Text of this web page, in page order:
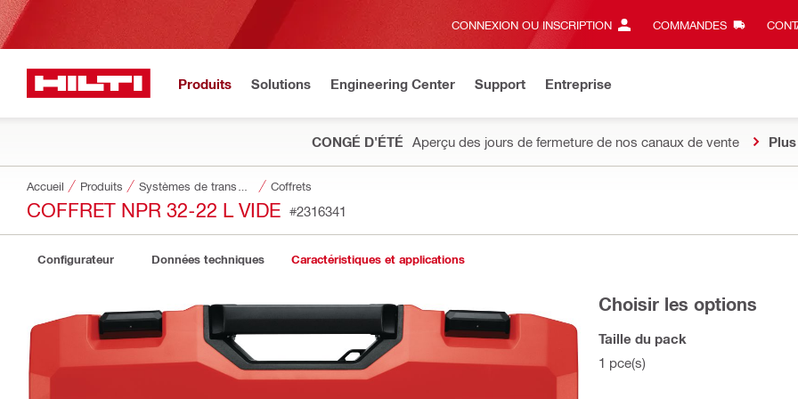
CONNEXION OU INSCRIPTION COMMANDES
Produits Solutions Engineering Center Support Entreprise
CONGÉ D'ÉTÉ Aperçu des jours de fermeture de nos canaux de vente
Accueil Produits Coffrets
COFFRET NPR 32-22 L VIDE #2316341
Configurateur Données techniques Caractéristiques et applications
Choisir les options
Taille du pack
1 pce(s)